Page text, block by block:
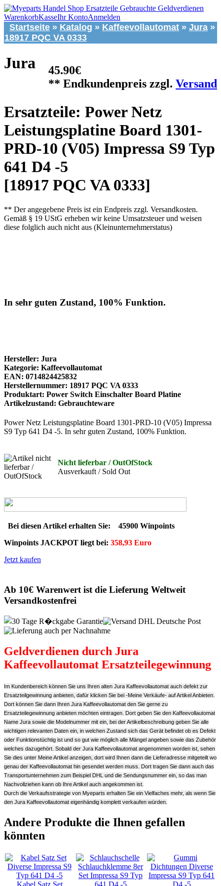
WarenkorbKasseIhr KontoAnmelden
Startseite » Katalog » Kaffeevollautomat » Jura »
18917 PQC VA 0333
45.90€
** Endkundenpreis zzgl. Versand
Jura
Ersatzteile: Power Netz
Leistungsplatine Board 1301-
PRD-10 (V05) Impressa S9 Typ
641 D4 -5
[18917 PQC VA 0333]
** Der angegebene Preis ist ein Endpreis zzgl. Versandkosten.
Gemäß § 19 UStG erheben wir keine Umsatzsteuer und weisen
diese folglich auch nicht aus (Kleinunternehmerstatus)
In sehr guten Zustand, 100% Funktion.
Hersteller: Jura
Kategorie: Kaffeevollautomat
EAN: 0714824425832
Herstellernummer: 18917 PQC VA 0333
Produktart: Power Switch Einschalter Board Platine
Artikelzustand: Gebrauchteware
Power Netz Leistungsplatine Board 1301-PRD-10 (V05) Impressa
S9 Typ 641 D4 -5. In sehr guten Zustand, 100% Funktion.
Nicht lieferbar / OutOfStock
Ausverkauft / Sold Out
Bei diesen Artikel erhalten Sie:
45900 Winpoints
Winpoints JACKPOT liegt bei: 358,93 Euro
Jetzt kaufen
Ab 10€ Warenwert ist die Lieferung Weltweit
Versandkostenfrei
Geldverdienen durch Jura
Kaffeevollautomat Ersatzteilegewinnung
Im Kundenbereich können Sie uns Ihren alten Jura Kaffeevollautomat auch defekt zur
Ersatzteilgewinnung anbieten, dafür klicken Sie bei -Meine Verkäufe- auf Artikel Anbieten.
Dort können Sie dann Ihren Jura Kaffeevollautomat den Sie gerne zu
Ersatzteilegewinnung anbieten möchten eintragen. Dort geben Sie den Kaffeevollautomat
Name Jura sowie die Modelnummer mit ein, bei der Artikelbeschreibung geben Sie alle
wichtigen relevanten Daten ein, in welchen Zustand sich das Gerät befindet ob es Defekt
oder Funktionstüchtig ist und so gut wie möglich alle Mängel angeben sowie das Zubehör
welches dazugehört. Sobald der Jura Kaffeevollautomat angenommen worden ist, sehen
Sie dies unter Meine Artikel anzeigen, dort wird Ihnen dann die Lieferadresse mitgeteilt wo
genau der Kaffeevollautomat hin gesendet werden muss. Dort tragen Sie dann auch das
Transportunternehmen zum Beispiel DHL und die Sendungsnummer ein, so das man
Nachvollziehen kann ob Ihre Artikel auch angekommen ist.
Durch die Verkaufsstrategie von Myeparts erhalten Sie ein Vielfaches mehr, als wenn Sie
den Jura Kaffeevollautomat eigenhändig komplett verkaufen würden.
Andere Produkte die Ihnen gefallen
könnten